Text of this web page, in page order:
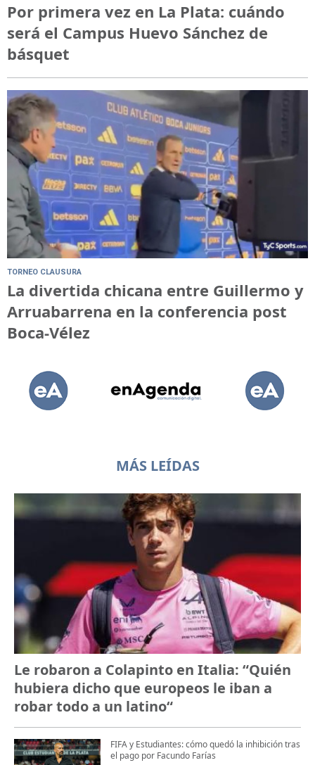
Por primera vez en La Plata: cuándo
será el Campus Huevo Sánchez de
básquet
TORNEO CLAUSURA
La divertida chicana entre Guillermo y
Arruabarrena en la conferencia post
Boca-Vélez
MÁS LEÍDAS
Le robaron a Colapinto en Italia: “Quién
hubiera dicho que europeos le iban a
robar todo a un latino“
FIFA y Estudiantes: cómo quedó la inhibición tras
el pago por Facundo Farías